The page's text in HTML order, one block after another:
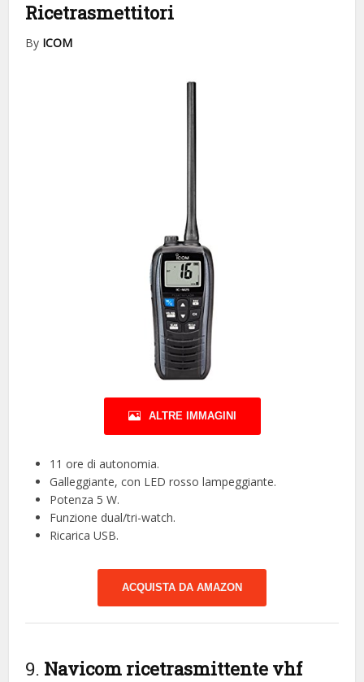
Ricetrasmettitori
By ICOM
ALTRE IMMAGINI
11 ore di autonomia.
Galleggiante, con LED rosso lampeggiante.
Potenza 5 W.
Funzione dual/tri-watch.
Ricarica USB.
ACQUISTA DA AMAZON
9. Navicom ricetrasmittente vhf